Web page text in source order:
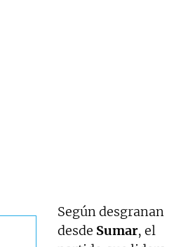
Según desgranan
desde Sumar, el